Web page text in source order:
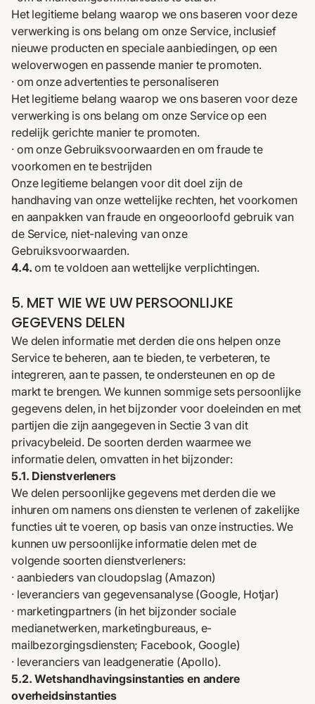
Het legitieme belang waarop we ons baseren voor deze
verwerking is ons belang om onze Service, inclusief
nieuwe producten en speciale aanbiedingen, op een
weloverwogen en passende manier te promoten.
· om onze advertenties te personaliseren
Het legitieme belang waarop we ons baseren voor deze
verwerking is ons belang om onze Service op een
redelijk gerichte manier te promoten.
· om onze Gebruiksvoorwaardenen om fraude te
voorkomen en te bestrijden
Onze legitieme belangen voor dit doel zijn de
handhaving van onze wettelijke rechten, het voorkomen
en aanpakken van fraude en ongeoorloofd gebruik van
de Service, niet-naleving van onze
Gebruiksvoorwaarden.
4.4.om te voldoen aan wettelijke verplichtingen.
5. MET WIE WE UW PERSOONLIJKE
GEGEVENS DELEN
We delen informatie met derden die ons helpen onze
Service te beheren, aan te bieden, te verbeteren, te
integreren, aan te passen, te ondersteunen en op de
markt te brengen. We kunnen sommige sets persoonlijke
gegevens delen, in het bijzonder voor doeleinden en met
partijen die zijn aangegeven in Sectie 3 van dit
privacybeleid. De soorten derden waarmee we
informatie delen, omvatten in het bijzonder:
5.1. Dienstverleners
We delen persoonlijke gegevens met derden die we
inhuren om namens ons diensten te verlenen of zakelijke
functies uit te voeren, op basis van onze instructies. We
kunnen uw persoonlijke informatie delen met de
volgende soorten dienstverleners:
· aanbieders van cloudopslag (Amazon)
· leveranciers van gegevensanalyse (Google, Hotjar)
· marketingpartners (in het bijzonder sociale
medianetwerken, marketingbureaus, e-
mailbezorgingsdiensten; Facebook, Google)
· leveranciers van leadgeneratie (Apollo).
5.2. Wetshandhavingsinstanties en andere
overheidsinstanties